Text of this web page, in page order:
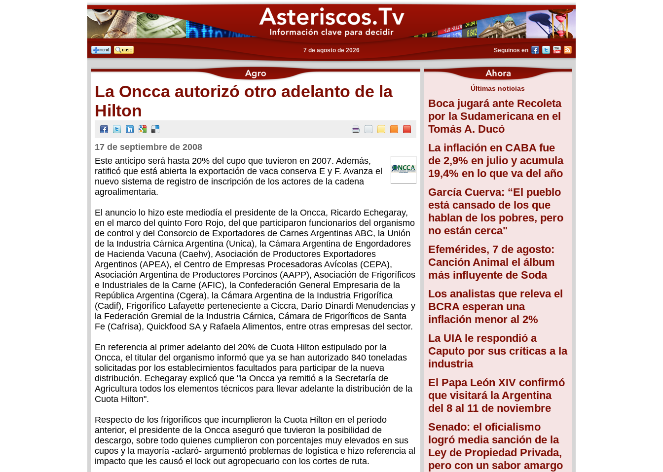
7 de agosto de 2026 Seguinos en
Últimas noticias
Boca jugará ante Recoleta
por la Sudamericana en el
Tomás A. Ducó
La inflación en CABA fue
de 2,9% en julio y acumula
19,4% en lo que va del año
García Cuerva: “El pueblo
está cansado de los que
hablan de los pobres, pero
no están cerca"
Efemérides, 7 de agosto:
Canción Animal el álbum
más influyente de Soda
Los analistas que releva el
BCRA esperan una
inflación menor al 2%
La UIA le respondió a
Caputo por sus críticas a la
industria
El Papa León XIV confirmó
que visitará la Argentina
del 8 al 11 de noviembre
Senado: el oficialismo
logró media sanción de la
Ley de Propiedad Privada,
pero con un sabor amargo
La Oncca autorizó otro adelanto de la
Hilton
17 de septiembre de 2008
Este anticipo será hasta 20% del cupo que tuvieron en 2007. Además,
ratificó que está abierta la exportación de vaca conserva E y F. Avanza el
nuevo sistema de registro de inscripción de los actores de la cadena
agroalimentaria.
El anuncio lo hizo este mediodía el presidente de la Oncca, Ricardo Echegaray,
en el marco del quinto Foro Rojo, del que participaron funcionarios del organismo
de control y del Consorcio de Exportadores de Carnes Argentinas ABC, la Unión
de la Industria Cárnica Argentina (Unica), la Cámara Argentina de Engordadores
de Hacienda Vacuna (Caehv), Asociación de Productores Exportadores
Argentinos (APEA), el Centro de Empresas Procesadoras Avícolas (CEPA),
Asociación Argentina de Productores Porcinos (AAPP), Asociación de Frigoríficos
e Industriales de la Carne (AFIC), la Confederación General Empresaria de la
República Argentina (Cgera), la Cámara Argentina de la Industria Frigorífica
(Cadif), Frigorífico Lafayette perteneciente a Ciccra, Darío Dinardi Menudencias y
la Federación Gremial de la Industria Cárnica, Cámara de Frigoríficos de Santa
Fe (Cafrisa), Quickfood SA y Rafaela Alimentos, entre otras empresas del sector.
En referencia al primer adelanto del 20% de Cuota Hilton estipulado por la
Oncca, el titular del organismo informó que ya se han autorizado 840 toneladas
solicitadas por los establecimientos facultados para participar de la nueva
distribución. Echegaray explicó que "la Oncca ya remitió a la Secretaría de
Agricultura todos los elementos técnicos para llevar adelante la distribución de la
Cuota Hilton".
Respecto de los frigoríficos que incumplieron la Cuota Hilton en el período
anterior, el presidente de la Oncca aseguró que tuvieron la posibilidad de
descargo, sobre todo quienes cumplieron con porcentajes muy elevados en sus
cupos y la mayoría -aclaró- argumentó problemas de logística e hizo referencia al
impacto que les causó el lock out agropecuario con los cortes de ruta.